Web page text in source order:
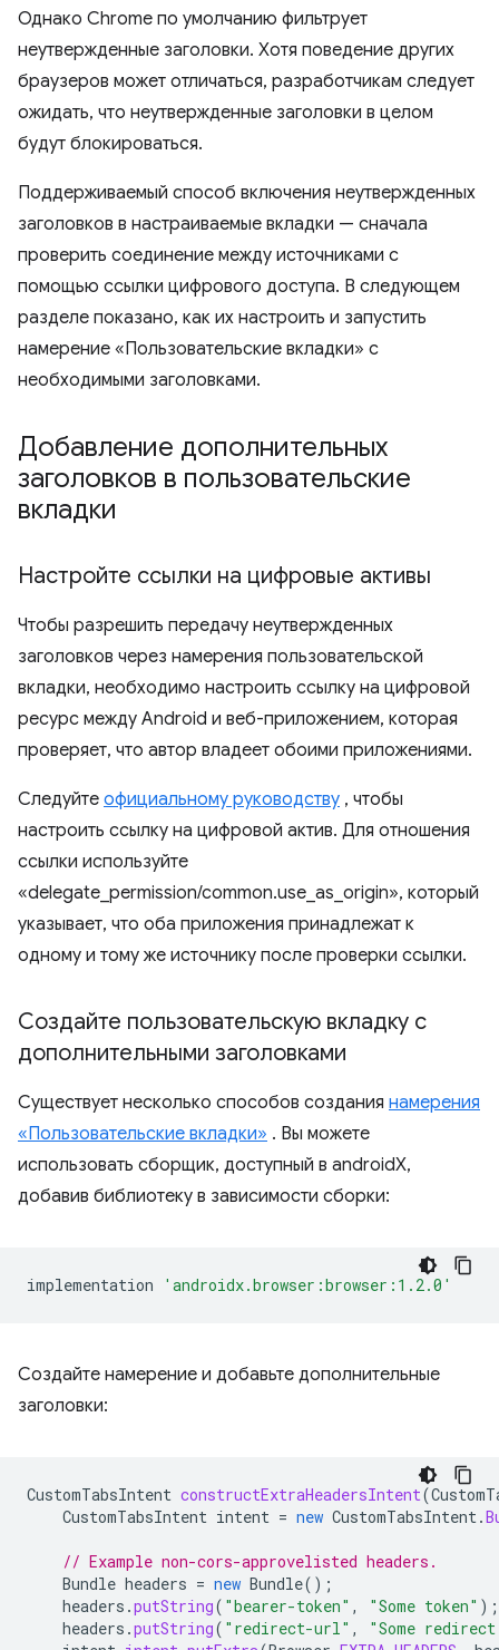
Однако Chrome по умолчанию фильтрует
неутвержденные заголовки. Хотя поведение других
браузеров может отличаться, разработчикам следует
ожидать, что неутвержденные заголовки в целом
будут блокироваться.
Поддерживаемый способ включения неутвержденных
заголовков в настраиваемые вкладки — сначала
проверить соединение между источниками с
помощью ссылки цифрового доступа. В следующем
разделе показано, как их настроить и запустить
намерение «Пользовательские вкладки» с
необходимыми заголовками.
Добавление дополнительных
заголовков в пользовательские
вкладки
Настройте ссылки на цифровые активы
Чтобы разрешить передачу неутвержденных
заголовков через намерения пользовательской
вкладки, необходимо настроить ссылку на цифровой
ресурс между Android и веб-приложением, которая
проверяет, что автор владеет обоими приложениями.
Следуйте официальному руководству , чтобы
настроить ссылку на цифровой актив. Для отношения
ссылки используйте
«delegate_permission/common.use_as_origin», который
указывает, что оба приложения принадлежат к
одному и тому же источнику после проверки ссылки.
Создайте пользовательскую вкладку с
дополнительными заголовками
Существует несколько способов создания намерения
«Пользовательские вкладки» . Вы можете
использовать сборщик, доступный в androidX,
добавив библиотеку в зависимости сборки:
implementation 'androidx.browser:browser:1.2.0'
Создайте намерение и добавьте дополнительные
заголовки:
CustomTabsIntent constructExtraHeadersIntent(
CustomTabsIntent intent = new CustomTabsIntent.
// Example non-cors-approvelisted headers.
Bundle headers = new Bundle();
headers .putString( "bearer-token" , "Some token" );
headers .putString( "redirect-url" ,
"Some